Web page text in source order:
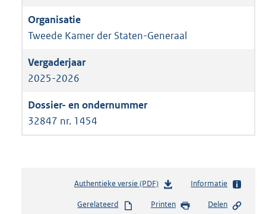
Tweede Kamer der Staten-Generaal
2025-2026
32847 nr. 1454
Authentieke versie (PDF)b
s
Informatie
Gerelateerd Printen Delen